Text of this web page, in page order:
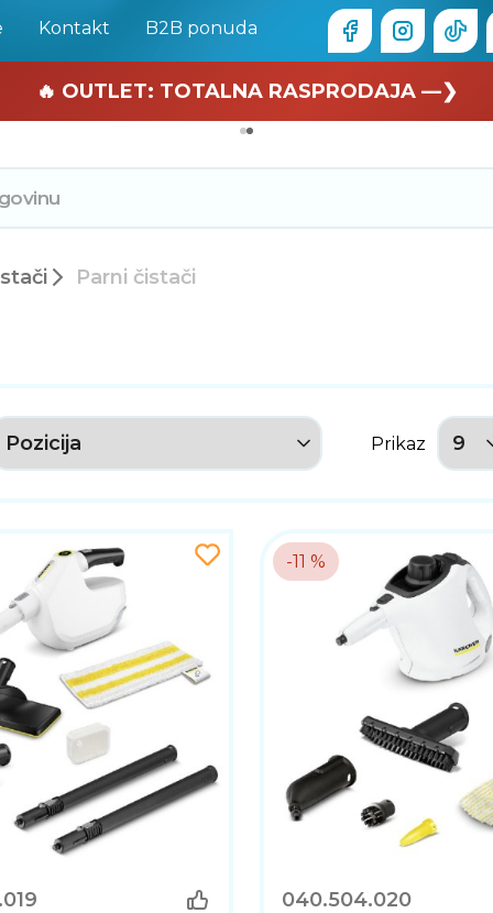
Kontakt B2B ponuda
🏄 Zaslužuješ odmor —❯
🔥 OUTLET: TOTALNA RASPRODAJA —❯
Parni čistači
Prikaz
-11 %
040.504.020